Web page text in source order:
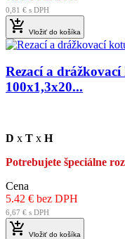
0,81 € s DPH
 Vložiť do košíka
Rezací a
100x1,3x20...
D x T x H
Potrebujete špeciálne
Cena
5.42 € bez DPH
6,67 € s DPH
 Vložiť do košíka